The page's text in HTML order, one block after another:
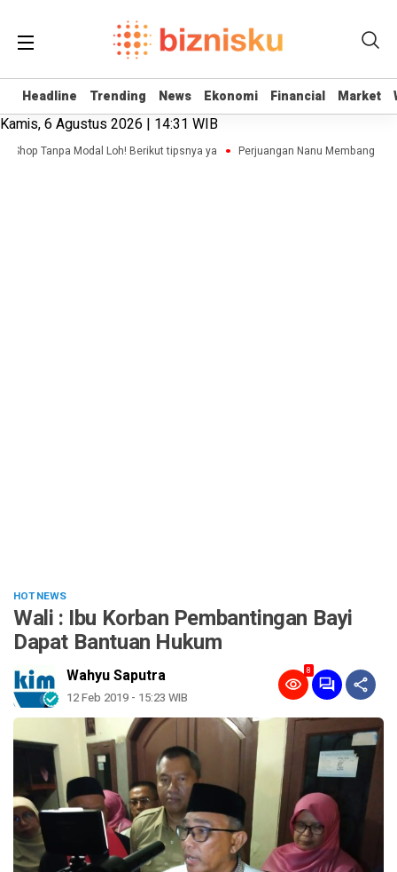
Headline Trending News Ekonomi Financial Market
Headline Trending News Ekonomi Financial Market
Kamis, 6 Agustus 2026 | 14:31 WIB
Tanpa Modal Loh! Berikut tipsnya ya Perjuangan Nanu Membangun
HOT NEWS
Wali : Ibu Korban Pembantingan Bayi
Dapat Bantuan Hukum
Wahyu Saputra
12 Feb 2019 - 15:23 WIB
8